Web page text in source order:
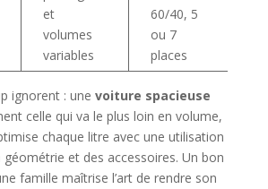
et
volumes
variables
60/40, 5
ou 7
places
ignorent : une voiture spacieuse
celle qui va le plus loin en volume,
chaque litre avec une utilisation
et des accessoires. Un bon
famille maîtrise l’art de rendre son